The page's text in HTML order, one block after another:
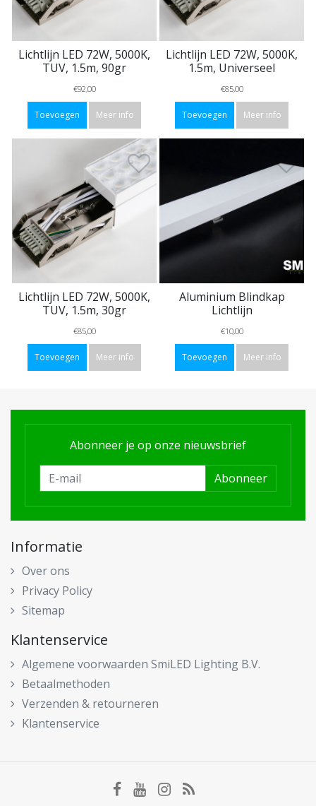
Lichtlijn LED 72W, 5000K,
TUV, 1.5m, 90gr
€92,00
Toevoegen Meer info
Lichtlijn LED 72W, 5000K,
1.5m, Universeel
€85,00
Toevoegen Meer info
Lichtlijn LED 72W, 5000K,
TUV, 1.5m, 30gr
€85,00
Toevoegen Meer info
Aluminium Blindkap
Lichtlijn
€10,00
Toevoegen Meer info
Abonneer je op onze nieuwsbrief
Abonneer
Informatie
Over ons
Privacy Policy
Sitemap
Klantenservice
Algemene voorwaarden SmiLED Lighting B.V.
Betaalmethoden
Verzenden & retourneren
Klantenservice